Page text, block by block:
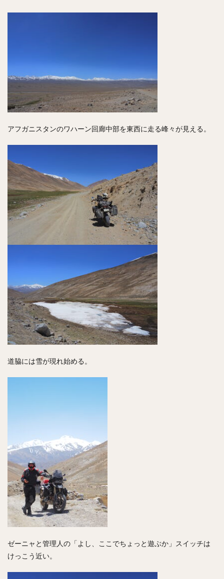
アフガニスタンのワハーン回廊中部を東西に走る峰々が見える。
道脇には雪が現れ始める。
ゼーニャと管理人の「よし、ここでちょっと遊ぶか」スイッチは
けっこう近い。